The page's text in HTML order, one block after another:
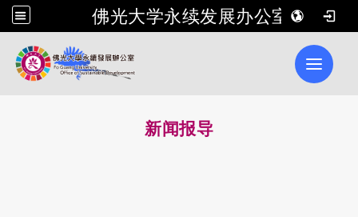
佛光大学永续发展办公室
Toggle
新闻报导